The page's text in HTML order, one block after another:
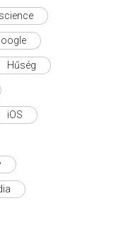
Hűség
iOS